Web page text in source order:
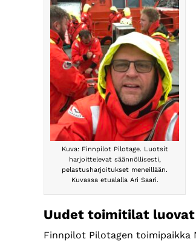
Kuva: Finnpilot Pilotage. Luotsit
harjoittelevat säännöllisesti,
pelastusharjoitukset meneillään.
Kuvassa etualalla Ari Saari.
Uudet toimitilat
Finnpilot Pilotagen toimipaikka